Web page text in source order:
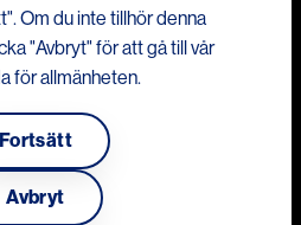
Om du inte tillhör denna
"Avbryt" för att gå till vår
för allmänheten.
Fortsätt
Avbryt